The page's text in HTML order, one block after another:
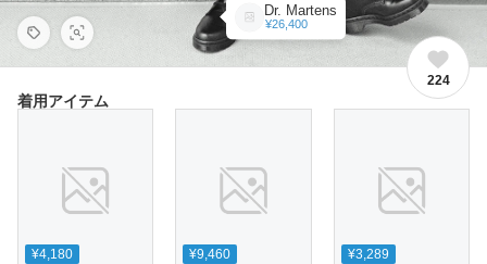
Dr. Martens
¥26,400
224
着用アイテム
¥4,180 ¥9,460 ¥3,289